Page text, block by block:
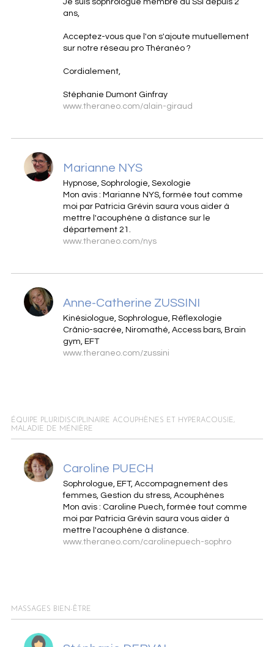
Je suis sophrologue membre du SSI depuis 2
ans,
Acceptez-vous que l'on s'ajoute mutuellement
sur notre réseau pro Théranéo ?
Cordialement,
Stéphanie Dumont Ginfray
www.theraneo.com/alain-giraud
Marianne NYS
Hypnose, Sophrologie, Sexologie
Mon avis : Marianne NYS, formée tout comme
moi par Patricia Grévin saura vous aider à
mettre l'acouphène à distance sur le
département 21.
www.theraneo.com/nys
Anne-Catherine ZUSSINI
Kinésiologue, Sophrologue, Réflexologie
Crânio-sacrée, Niromathé, Access bars, Brain
gym, EFT
www.theraneo.com/zussini
ÉQUIPE PLURIDISCIPLINAIRE ACOUPHÈNES ET HYPERACOUSIE,
MALADIE DE MÉNIÈRE
Caroline PUECH
Sophrologue, EFT, Accompagnement des
femmes, Gestion du stress, Acouphènes
Mon avis : Caroline Puech, formée tout comme
moi par Patricia Grévin saura vous aider à
mettre l'acouphène à distance.
www.theraneo.com/carolinepuech-sophro
MASSAGES BIEN-ÊTRE